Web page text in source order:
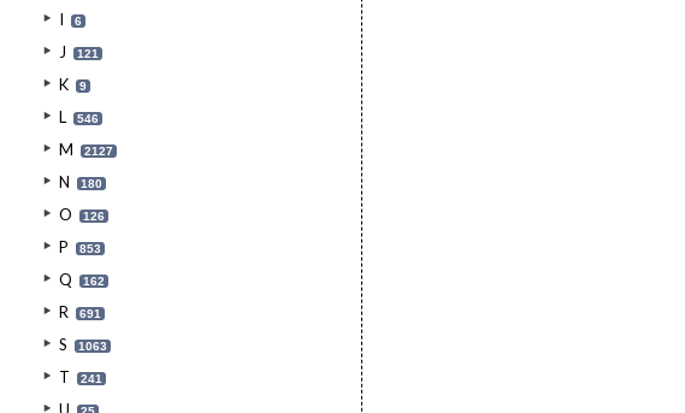
I 6
J 121
K 9
L 546
M 2127
N 180
O 126
P 853
Q 162
R 691
S 1063
T 241